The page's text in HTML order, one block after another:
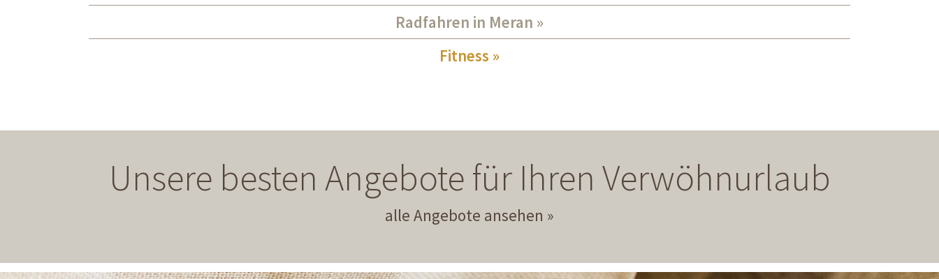
Radfahren in Meran
Fitness
Unsere besten Angebote für Ihren Verwöhnurlaub
alle Angebote ansehen